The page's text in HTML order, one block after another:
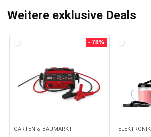
Weitere exklusive Deals
- 78%
GARTEN & BAUMARKT ELEKTRONIK